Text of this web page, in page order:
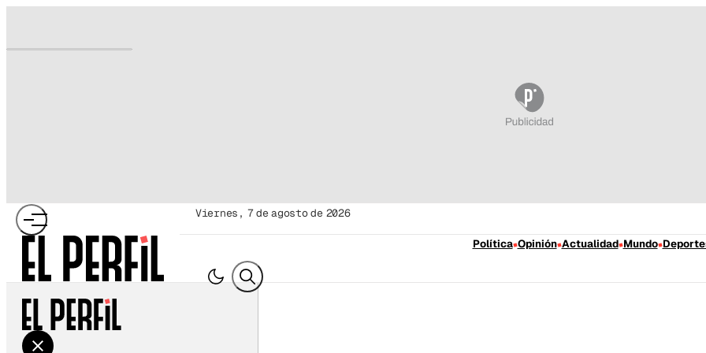
viernes, 7 de agosto de 2026
Política Opinión Actualidad Mundo